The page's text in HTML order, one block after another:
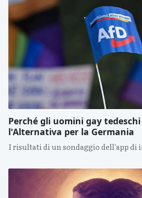
Perché gli uomini gay
l'Alternativa per la Germania
I risultati di un sondaggio dell'app di